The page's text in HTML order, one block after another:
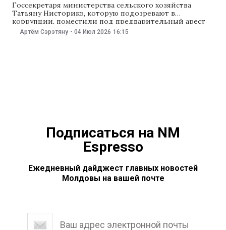
Госсекретаря министерства сельского хозяйства
Татьяну Нисторикэ, которую подозревают в
коррупции, поместили под предварительный арест
на 30 суток. Такое решение 4 июля принял суд
Кишинева, сообщает ProTV. Суд удовлетворил
Артём Сэрэтяну - 04 Июл 2026 16:15
Подписаться на NM
Espresso
Ежедневный дайджест главных новостей
Молдовы на вашей почте